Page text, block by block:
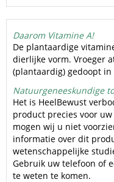
Daarom Vitamine A!
​De plantaardige
dierlijke vorm. Vroeger
(plantaardig) gedoopt in
Natuurgeneeskundige
Het is HeelBewust
product precies voor
mogen wij u niet
informatie over dit
wetenschappelijke
Gebruik uw telefoon of
te weten te komen.